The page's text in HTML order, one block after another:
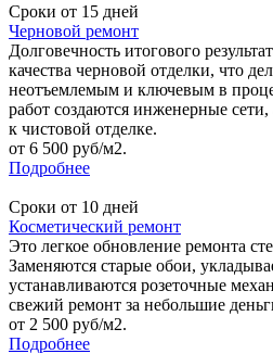
Сроки от 15 дней
Черновой ремонт
Долговечность итогового
качества черновой отделки, что
неотъемлемым и ключевым в
работ создаются инженерные сети,
к чистовой отделке.
от 6 500 руб/м2.
Подробнее
Сроки от 10 дней
Косметический ремонт
Это легкое обновление ремонта
Заменяются старые обои,
устанавливаются розеточные
свежий ремонт за небольшие
от 2 500 руб/м2.
Подробнее